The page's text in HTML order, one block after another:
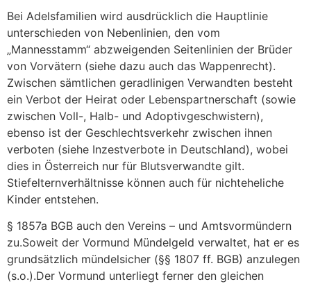
Bei Adelsfamilien wird ausdrücklich die Hauptlinie
unterschieden von Nebenlinien, den vom
„Mannesstamm“ abzweigenden Seitenlinien der Brüder
von Vorvätern (siehe dazu auch das Wappenrecht).
Zwischen sämtlichen geradlinigen Verwandten besteht
ein Verbot der Heirat oder Lebenspartnerschaft (sowie
zwischen Voll-, Halb- und Adoptivgeschwistern),
ebenso ist der Geschlechtsverkehr zwischen ihnen
verboten (siehe Inzestverbote in Deutschland), wobei
dies in Österreich nur für Blutsverwandte gilt.
Stiefelternverhältnisse können auch für nichteheliche
Kinder entstehen.
§ 1857a BGB auch den Vereins – und Amtsvormündern
zu.Soweit der Vormund Mündelgeld verwaltet, hat er es
grundsätzlich mündelsicher (§§ 1807 ff. BGB) anzulegen
(s.o.).Der Vormund unterliegt ferner den gleichen